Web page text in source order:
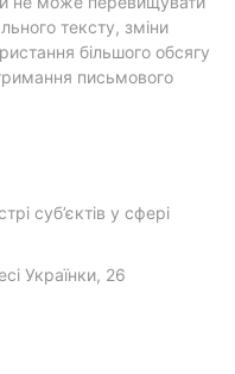
тексту, зміни
більшого обсягу
письмового
суб’єктів у сфері
Українки, 26